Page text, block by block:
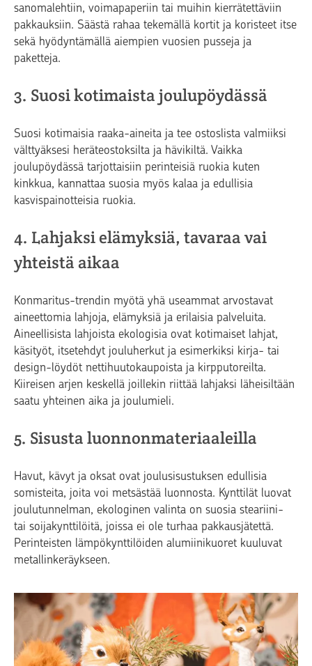
sanomalehtiin, voimapaperiin tai muihin kierrätettäviin
pakkauksiin. Säästä rahaa tekemällä kortit ja koristeet itse
sekä hyödyntämällä aiempien vuosien pusseja ja
paketteja.
3. Suosi kotimaista joulupöydässä
Suosi kotimaisia raaka-aineita ja tee ostoslista valmiiksi
välttyäksesi heräteostoksilta ja hävikiltä. Vaikka
joulupöydässä tarjottaisiin perinteisiä ruokia kuten
kinkkua, kannattaa suosia myös kalaa ja edullisia
kasvispainotteisia ruokia.
4. Lahjaksi elämyksiä, tavaraa vai
yhteistä aikaa
Konmaritus-trendin myötä yhä useammat arvostavat
aineettomia lahjoja, elämyksiä ja erilaisia palveluita.
Aineellisista lahjoista ekologisia ovat kotimaiset lahjat,
käsityöt, itsetehdyt jouluherkut ja esimerkiksi kirja- tai
design-löydöt nettihuutokaupoista ja kirpputoreilta.
Kiireisen arjen keskellä joillekin riittää lahjaksi läheisiltään
saatu yhteinen aika ja joulumieli.
5. Sisusta luonnonmateriaaleilla
Havut, kävyt ja oksat ovat joulusisustuksen edullisia
somisteita, joita voi metsästää luonnosta. Kynttilät luovat
joulutunnelman, ekologinen valinta on suosia steariini-
tai soijakynttilöitä, joissa ei ole turhaa pakkausjätettä.
Perinteisten lämpökynttilöiden alumiinikuoret kuuluvat
metallinkeräykseen.